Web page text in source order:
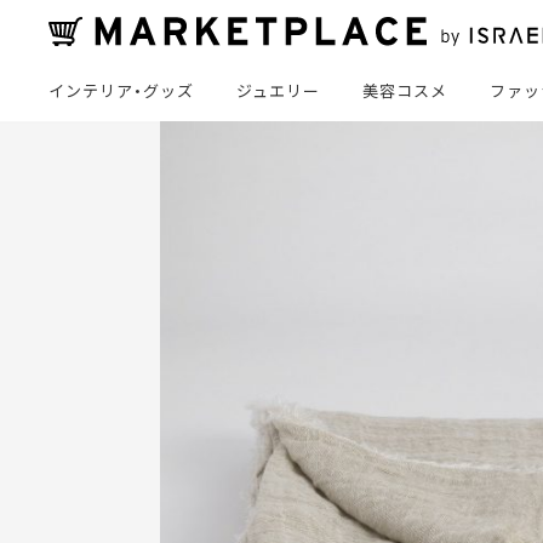
インテリア・グッズ ジュエリー 美容コスメ ファ